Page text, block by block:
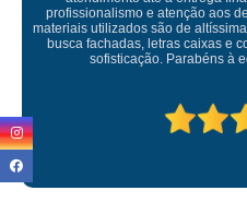
Empresa maravilhosa,
ficou